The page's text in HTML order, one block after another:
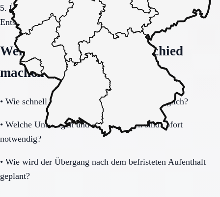
5. Übergang, Kommunikation und Kosten vor der
Entscheidung vollständig klären.
Welche Fragen den Unterschied
machen
• Wie schnell ist eine Aufnahme realistisch möglich?
• Welche Unterlagen und Informationen sind sofort
notwendig?
• Wie wird der Übergang nach dem befristeten Aufenthalt
geplant?